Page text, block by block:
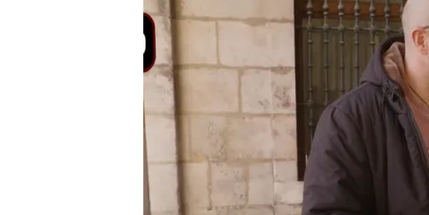
15 ABR 2026 - 23:51h.
La emotiva historia de una
trabajo como apicultora
Compartir